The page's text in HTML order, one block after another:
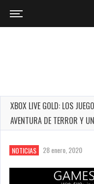
XBOX LIVE GOLD: LOS
AVENTURA DE TERROR Y
NOTICIAS 28 enero, 2020